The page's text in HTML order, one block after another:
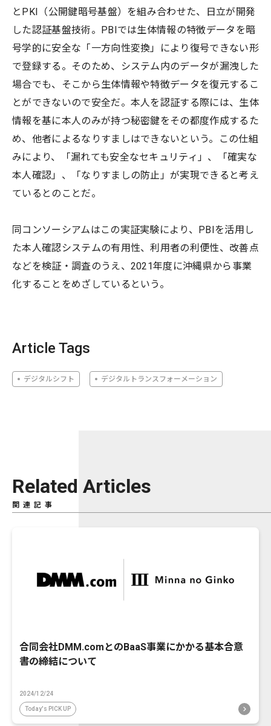
とPKI（公開鍵暗号基盤）を組み合わせた、日立が開発
した認証基盤技術。PBIでは生体情報の特徴データを暗
号学的に安全な「一方向性変換」により復号できない形
で登録する。そのため、システム内のデータが漏洩した
場合でも、そこから生体情報や特徴データを復元するこ
とができないので安全だ。本人を認証する際には、生体
情報を基に本人のみが持つ秘密鍵をその都度作成するた
め、他者によるなりすましはできないという。この仕組
みにより、「漏れても安全なセキュリティ」、「確実な
本人確認」、「なりすましの防止」が実現できると考え
ているとのことだ。
同コンソーシアムはこの実証実験により、PBIを活用し
た本人確認システムの有用性、利用者の利便性、改善点
などを検証・調査のうえ、2021年度に沖縄県から事業
化することをめざしているという。
Article Tags
デジタルシフト デジタルトランスフォーメーション
Related Articles
関連記事
合同会社DMM.comとのBaaS事業にかかる基本合意
書の締結について
2024/12/24
Today's PICK UP